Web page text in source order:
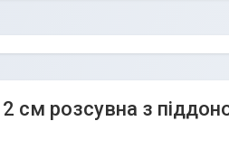
см розсувна з